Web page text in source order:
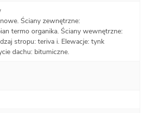
Ściany zewnętrzne:
termo organika. Ściany wewnętrzne:
stropu: teriva i. Elewacje: tynk
dachu: bitumiczne.